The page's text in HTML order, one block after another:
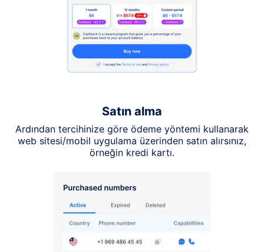
Satın alma
Ardından tercihinize göre ödeme yöntemi kullanarak
web sitesi/mobil uygulama üzerinden satın alırsınız,
örneğin kredi kartı.